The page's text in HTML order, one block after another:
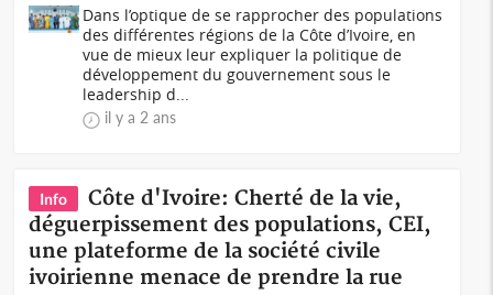
Dans l’optique de se rapprocher des populations
des différentes régions de la Côte d’Ivoire, en
vue de mieux leur expliquer la politique de
développement du gouvernement sous le
leadership d...
il y a 2 ans
Info
Côte d'Ivoire: Cherté de la vie,
déguerpissement des populations, CEI,
une plateforme de la société civile
ivoirienne menace de prendre la rue